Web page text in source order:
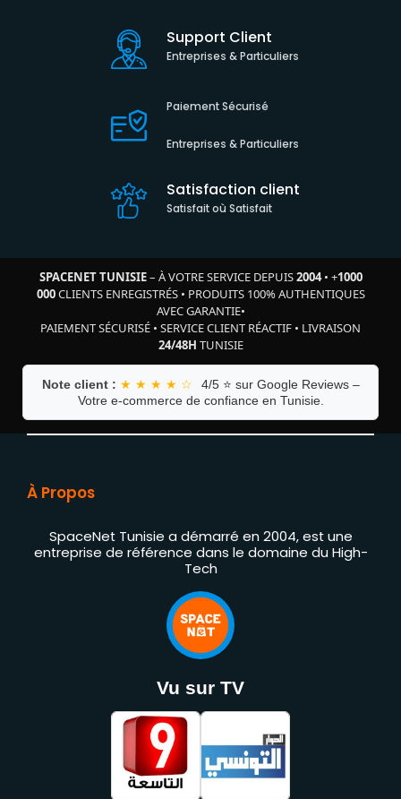
Support Client
Entreprises & Particuliers
Paiement Sécurisé
Entreprises & Particuliers
Satisfaction client
Satisfait où Satisfait
SPACENET TUNISIE– À VOTRE SERVICE DEPUIS2004• +1000
000CLIENTS ENREGISTRÉS• PRODUITS 100% AUTHENTIQUES
AVEC GARANTIE•
PAIEMENT SÉCURISÉ • SERVICE CLIENT RÉACTIF • LIVRAISON
24/48H TUNISIE
Note client : ★ ★ ★ ★ ☆
4/5 ⭐ sur Google Reviews –
Votre e-commerce de confiance en Tunisie.
À Propos
SpaceNet Tunisie a démarré en 2004, est une
entreprise de référence dans le domaine du High-
Tech
Vu sur TV